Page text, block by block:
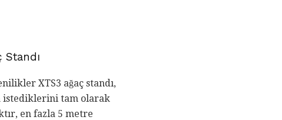
XTS3 ağaç standı,
istediklerini tam olarak
en fazla 5 metre